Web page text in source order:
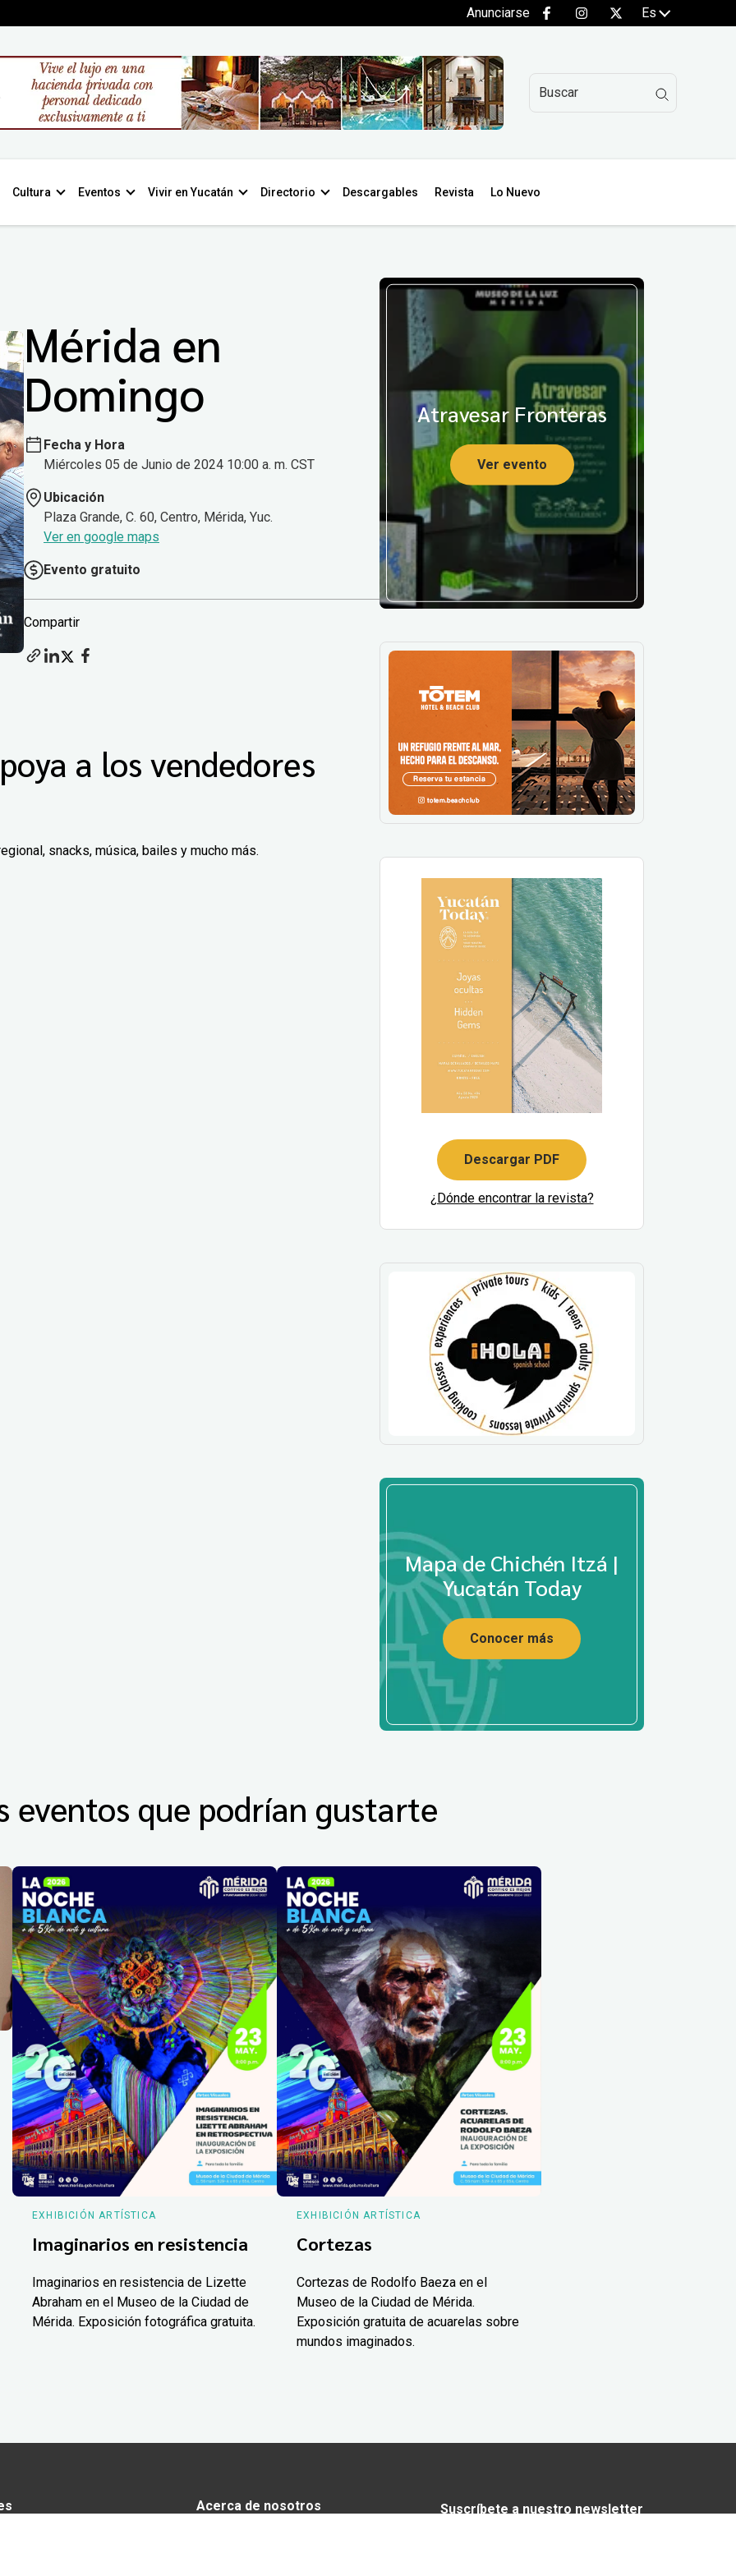
Anunciarse Es
Cultura Eventos Vivir en Yucatán Directorio Descargables Revista Lo Nuevo
Mérida en
Domingo
Fecha y Hora
Miércoles 05 de Junio de 2024 10:00 a. m. CST
Ubicación
Plaza Grande, C. 60, Centro, Mérida, Yuc.
Ver en google maps
Evento gratuito
Compartir
a los vendedores
snacks, música, bailes y mucho más.
Atravesar Fronteras
Ver evento
Descargar PDF
¿Dónde encontrar la revista?
Mapa de Chichén Itzá |
Yucatán Today
Conocer más
eventos que podrían gustarte
EXHIBICIÓN ARTÍSTICA
Imaginarios en resistencia
Imaginarios en resistencia de Lizette
Abraham en el Museo de la Ciudad de
Mérida. Exposición fotográfica gratuita.
EXHIBICIÓN ARTÍSTICA
Cortezas
Cortezas de Rodolfo Baeza en el
Museo de la Ciudad de Mérida.
Exposición gratuita de acuarelas sobre
mundos imaginados.
Acerca de nosotros
Suscríbete a nuestro newsletter